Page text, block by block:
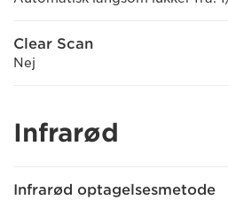
Clear Scan
Nej
Infrarød
Infrarød optagelsesmetode